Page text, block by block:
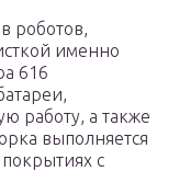
роботов,
именно
616
работу, а также
выполняется
с